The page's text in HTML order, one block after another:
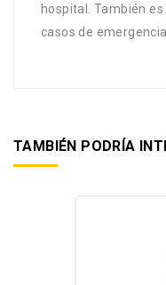
hospital. También
casos de emergencia.
TAMBIÉN PODRÍA